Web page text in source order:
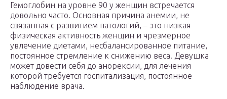
Гемоглобин на уровне 90 у женщин встречается
довольно часто. Основная причина анемии, не
связанная с развитием патологий, – это низкая
физическая активность женщин и чрезмерное
увлечение диетами, несбалансированное питание,
постоянное стремление к снижению веса. Девушка
может довести себя до анорексии, для лечения
которой требуется госпитализация, постоянное
наблюдение врача.